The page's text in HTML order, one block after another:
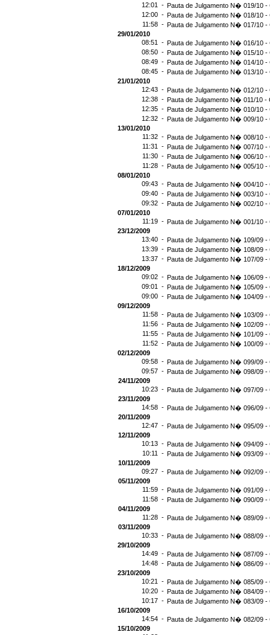
12:01 - Pauta de Julgamento N� 019/10 -
12:00 - Pauta de Julgamento N� 018/10 -
11:58 - Pauta de Julgamento N� 017/10 -
29/01/2010
08:51 - Pauta de Julgamento N� 016/10 -
08:50 - Pauta de Julgamento N� 015/10 -
08:49 - Pauta de Julgamento N� 014/10 -
08:45 - Pauta de Julgamento N� 013/10 -
21/01/2010
12:43 - Pauta de Julgamento N� 012/10 -
12:38 - Pauta de Julgamento N� 011/10 -
12:35 - Pauta de Julgamento N� 010/10 -
12:32 - Pauta de Julgamento N� 009/10 -
13/01/2010
11:32 - Pauta de Julgamento N� 008/10 -
11:31 - Pauta de Julgamento N� 007/10 -
11:30 - Pauta de Julgamento N� 006/10 -
11:28 - Pauta de Julgamento N� 005/10 -
08/01/2010
09:43 - Pauta de Julgamento N� 004/10 -
09:40 - Pauta de Julgamento N� 003/10 -
09:32 - Pauta de Julgamento N� 002/10 -
07/01/2010
11:19 - Pauta de Julgamento N� 001/10 -
23/12/2009
13:40 - Pauta de Julgamento N� 109/09 -
13:39 - Pauta de Julgamento N� 108/09 -
13:37 - Pauta de Julgamento N� 107/09 -
18/12/2009
09:02 - Pauta de Julgamento N� 106/09 -
09:01 - Pauta de Julgamento N� 105/09 -
09:00 - Pauta de Julgamento N� 104/09 -
09/12/2009
11:58 - Pauta de Julgamento N� 103/09 -
11:56 - Pauta de Julgamento N� 102/09 -
11:55 - Pauta de Julgamento N� 101/09 -
11:52 - Pauta de Julgamento N� 100/09 -
02/12/2009
09:58 - Pauta de Julgamento N� 099/09 -
09:57 - Pauta de Julgamento N� 098/09 -
24/11/2009
10:23 - Pauta de Julgamento N� 097/09 -
23/11/2009
14:58 - Pauta de Julgamento N� 096/09 -
20/11/2009
12:47 - Pauta de Julgamento N� 095/09 -
12/11/2009
10:13 - Pauta de Julgamento N� 094/09 -
10:11 - Pauta de Julgamento N� 093/09 -
10/11/2009
09:27 - Pauta de Julgamento N� 092/09 -
05/11/2009
11:59 - Pauta de Julgamento N� 091/09 -
11:58 - Pauta de Julgamento N� 090/09 -
04/11/2009
11:28 - Pauta de Julgamento N� 089/09 -
03/11/2009
10:33 - Pauta de Julgamento N� 088/09 -
29/10/2009
14:49 - Pauta de Julgamento N� 087/09 -
14:48 - Pauta de Julgamento N� 086/09 -
23/10/2009
10:21 - Pauta de Julgamento N� 085/09 -
10:20 - Pauta de Julgamento N� 084/09 -
10:17 - Pauta de Julgamento N� 083/09 -
16/10/2009
14:54 - Pauta de Julgamento N� 082/09 -
15/10/2009